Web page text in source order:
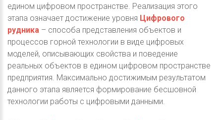
едином цифровом пространстве. Реализация этого
этапа означает достижение уровня Цифрового
рудника – способа представления объектов и
процессов горной технологии в виде цифровых
моделей, описывающих свойства и поведение
реальных объектов в едином цифровом пространстве
предприятия. Максимально достижимым результатом
данного этапа является формирование бесшовной
технологии работы с цифровыми данными.